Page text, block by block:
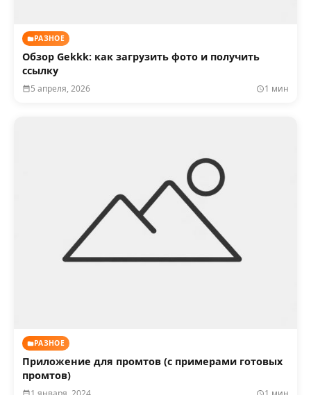
РАЗНОЕ
Обзор Gekkk: как загрузить фото и получить
ссылку
5 апреля, 2026 1 мин
РАЗНОЕ
Приложение для промтов (с примерами готовых
промтов)